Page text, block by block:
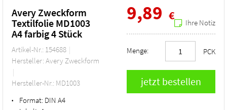
Avery Zweckform
Textilfolie MD1003
A4 farbig 4 Stück
Artikel-Nr.: 154688
Hersteller: Avery Zweckform
Hersteller-Nr.: MD1003
• Format: DIN A4
9,89 €
Ihre Notiz
Menge: PCK